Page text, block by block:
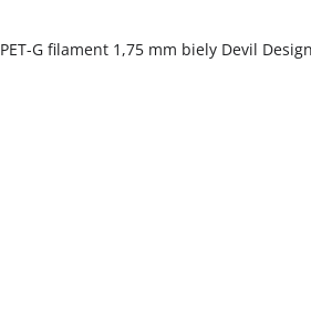
PET-G filament 1,75 mm biely Devil